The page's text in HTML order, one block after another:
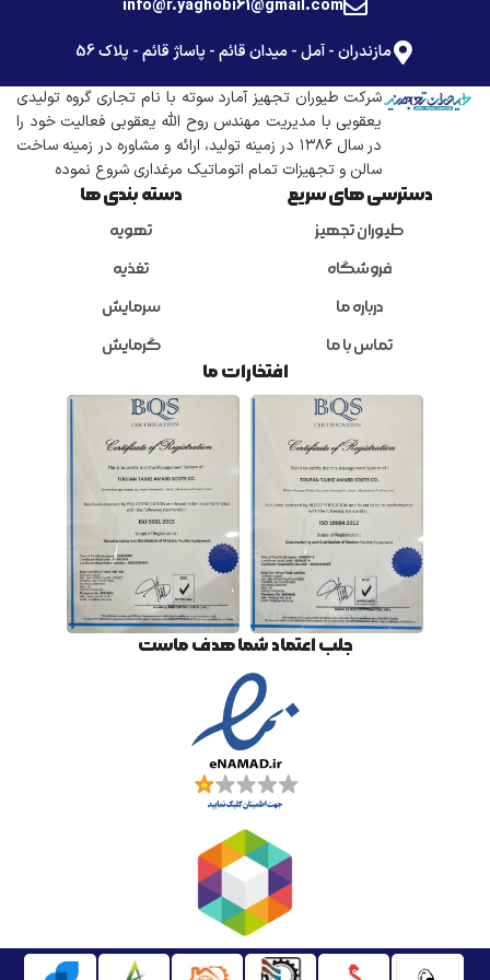
info@r.yaghobi61@gmail.com
مازندران - آمل - میدان قائم - پاساژ قائم - پلاک 56
شرکت طیوران تجهیز آمارد سوته با نام تجاری گروه تولیدی
یعقوبی با مدیریت مهندس روح الله یعقوبی فعالیت خود را
در سال ۱۳۸۶ در زمینه تولید، ارائه و مشاوره در زمینه ساخت
سالن و تجهیزات تمام اتوماتیک مرغداری شروع نموده
دسترسی های سریع
طیوران تجهیز
فروشگاه
درباره ما
تماس با ما
دسته بندی ها
تهویه
تغذیه
سرمایش
گرمایش
افتخارات ما
جلب اعتماد شما هدف ماست